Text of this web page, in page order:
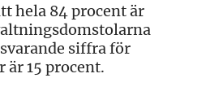
hela 84 procent är
siffra för
15 procent.